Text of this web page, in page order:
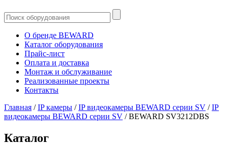
О бренде BEWARD
Каталог оборудования
Прайс-лист
Оплата и доставка
Монтаж и обслуживание
Реализованные проекты
Контакты
Главная /IP камеры /IP видеокамеры BEWARD серии SV /IP
видеокамеры BEWARD серии SV /BEWARD SV3212DBS
Каталог